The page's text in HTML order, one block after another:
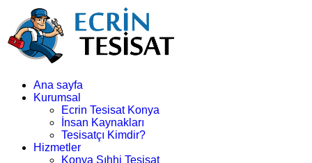
Ana sayfa
Kurumsal
Ecrin Tesisat Konya
İnsan Kaynakları
Tesisatçı Kimdir?
Hizmetler
Konya Sıhhi Tesisat